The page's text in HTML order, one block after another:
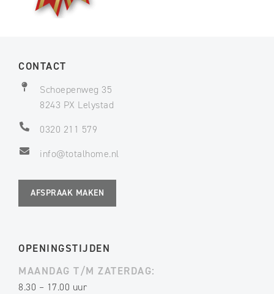
CONTACT
Schoepenweg 35
8243 PX Lelystad
0320 211 579
info@totalhome.nl
AFSPRAAK MAKEN
OPENINGSTIJDEN
MAANDAG T/M ZATERDAG:
8.30 – 17.00 uur